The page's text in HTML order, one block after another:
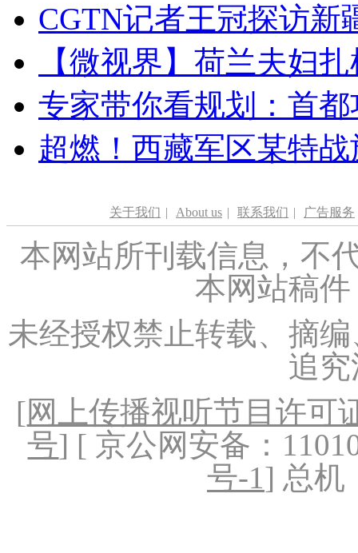
CGTN记者王冠探访新
【微视界】荷兰夫妇
专家带你看规划：首
超燃！西藏军区某特
关于我们 | About us | 联系我们 | 广告服务
本网站所刊载信息，不
本网站稿
未经授权禁止转载、摘
追
[网上传播视听节目许可
号] [ 京公网安备：
号-1] 总机